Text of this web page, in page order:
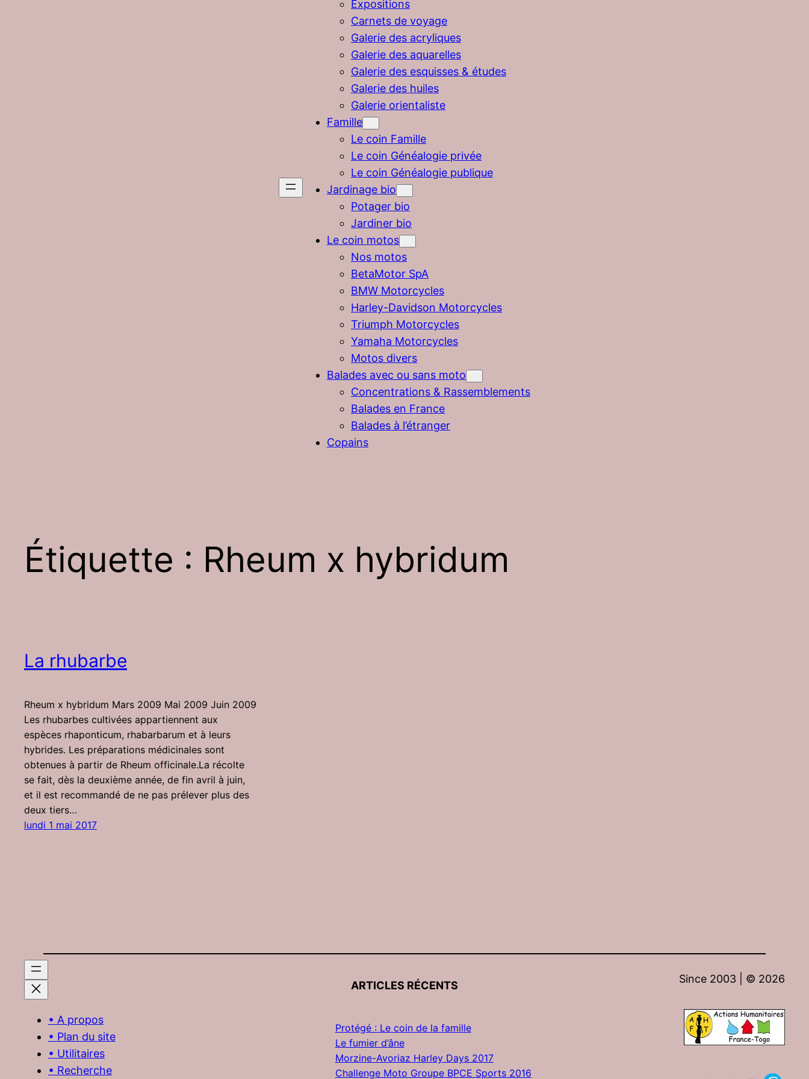
Expositions
Carnets de voyage
Galerie des acryliques
Galerie des aquarelles
Galerie des esquisses & études
Galerie des huiles
Galerie orientaliste
Famille
Le coin Famille
Le coin Généalogie privée
Le coin Généalogie publique
Jardinage bio
Potager bio
Jardiner bio
Le coin motos
Nos motos
BetaMotor SpA
BMW Motorcycles
Harley-Davidson Motorcycles
Triumph Motorcycles
Yamaha Motorcycles
Motos divers
Balades avec ou sans moto
Concentrations & Rassemblements
Balades en France
Balades à l’étranger
Copains
Étiquette : Rheum x hybridum
La rhubarbe
Rheum x hybridum Mars 2009 Mai 2009 Juin 2009
Les rhubarbes cultivées appartiennent aux
espèces rhaponticum, rhabarbarum et à leurs
hybrides. Les préparations médicinales sont
obtenues à partir de Rheum officinale.La récolte
se fait, dès la deuxième année, de fin avril à juin,
et il est recommandé de ne pas prélever plus des
deux tiers…
lundi 1 mai 2017
• A propos
• Plan du site
• Utilitaires
• Recherche
ARTICLES RÉCENTS
Protégé : Le coin de la famille
Le fumier d’âne
Morzine-Avoriaz Harley Days 2017
Challenge Moto Groupe BPCE Sports 2016
Since 2003 | © 2026